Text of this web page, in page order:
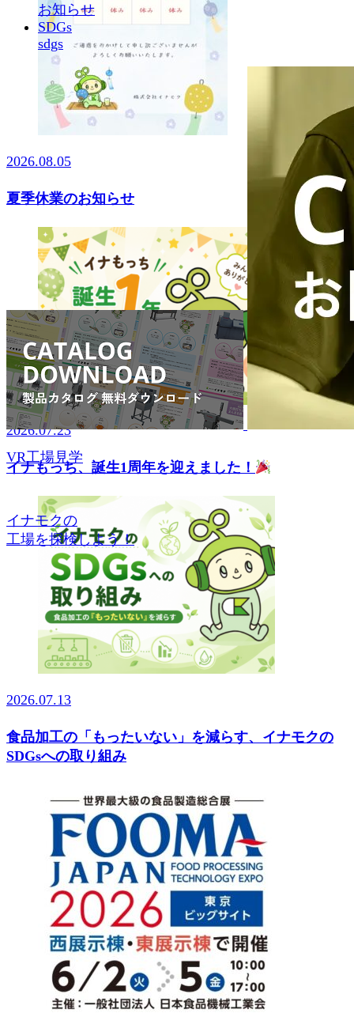
お知らせ
SDGs
sdgs
VR工場見学
イナモクの
工場を探検しよう！
2026.08.05
夏季休業のお知らせ
2026.07.23
イナもっち、誕生1周年を迎えました！
2026.07.13
食品加工の「もったいない」を減らす、イナモクの
SDGsへの取り組み